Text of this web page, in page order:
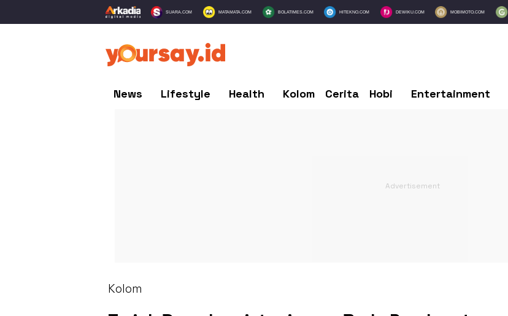
SUARA.COM MATAMATA.COM BOLATIMES.COM HITEKNO.COM DEWIKU.COM MOBIMOTO.COM
News Lifestyle Health Kolom Cerita Hobi Entertainment
Kolom